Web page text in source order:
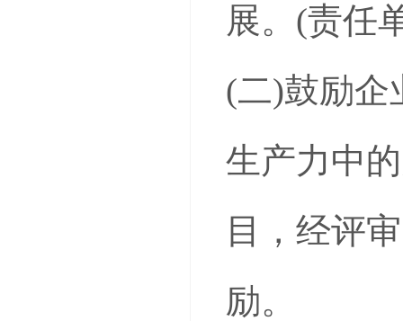
展。(责任
(二)鼓励企
生产力中
目，经评
励。